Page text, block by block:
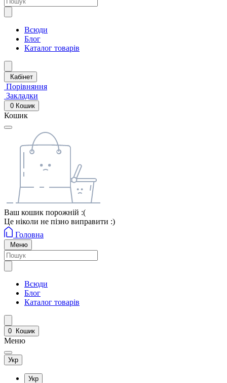
Всюди
Блог
Каталог товарів
Кабінет
Порівняння
Закладки
0 Кошик
Кошик
Ваш кошик порожній :(
Це ніколи не пізно виправити :)
Головна
Меню
Всюди
Блог
Каталог товарів
0 Кошик
Меню
Укр
Укр